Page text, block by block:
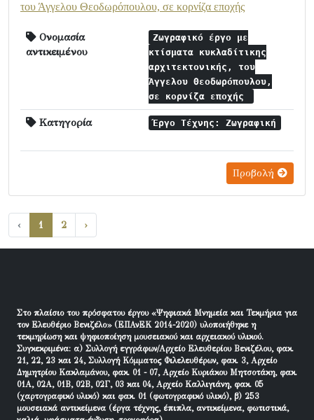
του Άγγελου Θεοδωρόπουλου, σε κορνίζα εποχής
Ονομασία
αντικειμένου
Ζωγραφικό έργο με
κτίσματα κυκλαδίτικης
αρχιτεκτονικής, του
Άγγελου Θεοδωρόπουλου,
σε κορνίζα εποχής
Κατηγορία Έργο Τέχνης: Ζωγραφική
Προβολή
‹ 1 2 ›
Στο πλαίσιο του πρόσφατου έργου «Ψηφιακά Μνημεία και Τεκμήρια για
τον Ελευθέριο Βενιζέλο» (ΕΠΑνΕΚ 2014-2020) υλοποιήθηκε η
τεκμηρίωση και ψηφιοποίηση μουσειακού και αρχειακού υλικού.
Συγκεκριμένα: α) Συλλογή εγγράφων/Αρχείο Ελευθερίου Βενιζέλου, φακ.
21, 22, 23 και 24, Συλλογή Κόμματος Φιλελευθέρων, φακ. 3, Αρχείο
Δημητρίου Κακλαμάνου, φακ. 01 - 07, Αρχείο Κυριάκου Μητσοτάκη, φακ.
01Α, 02Α, 01Β, 02Β, 02Γ, 03 και 04, Αρχείο Καλλιγιάνη, φακ. 05
(χαρτογραφικό υλικό) και φακ. 01 (φωτογραφικό υλικό), β) 253
μουσειακά αντικείμενα (έργα τέχνης, έπιπλα, αντικείμενα, φωτιστικά,